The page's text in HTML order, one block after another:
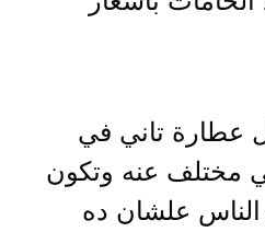
عطارة تاني في
مختلف عنه وتكون
علشان ده